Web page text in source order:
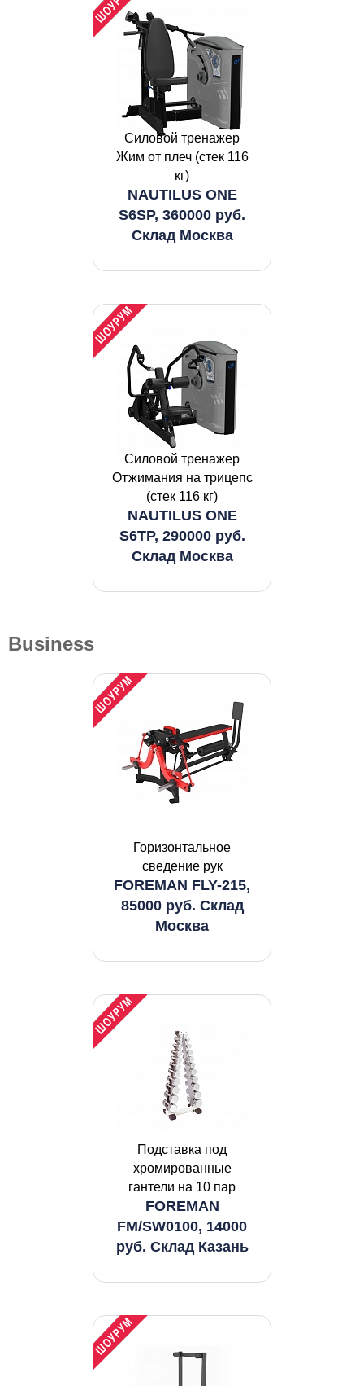
Силовой тренажер
Жим от плеч (стек 116
кг)
NAUTILUS ONE
S6SP, 360000 руб.
Склад Москва
Силовой тренажер
Отжимания на трицепс
(стек 116 кг)
NAUTILUS ONE
S6TP, 290000 руб.
Склад Москва
Business
Горизонтальное
сведение рук
FOREMAN FLY-215,
85000 руб. Склад
Москва
Подставка под
хромированные
гантели на 10 пар
FOREMAN
FM/SW0100, 14000
руб. Склад Казань